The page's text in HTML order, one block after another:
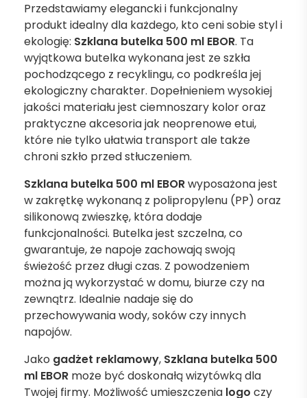
Przedstawiamy elegancki i funkcjonalny
produkt idealny dla każdego, kto ceni sobie styl i
ekologię: Szklana butelka 500 ml EBOR. Ta
wyjątkowa butelka wykonana jest ze szkła
pochodzącego z recyklingu, co podkreśla jej
ekologiczny charakter. Dopełnieniem wysokiej
jakości materiału jest ciemnoszary kolor oraz
praktyczne akcesoria jak neoprenowe etui,
które nie tylko ułatwia transport ale także
chroni szkło przed stłuczeniem.
Szklana butelka 500 ml EBORwyposażona jest
w zakrętkę wykonaną z polipropylenu (PP) oraz
silikonową zwieszkę, która dodaje
funkcjonalności. Butelka jest szczelna, co
gwarantuje, że napoje zachowają swoją
świeżość przez długi czas. Z powodzeniem
można ją wykorzystać w domu, biurze czy na
zewnątrz. Idealnie nadaje się do
przechowywania wody, soków czy innych
napojów.
Jako gadżet reklamowy, Szklana butelka 500
ml EBOR może być doskonałą wizytówką dla
Twojej firmy. Możliwość umieszczenia logo czy